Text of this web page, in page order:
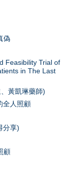
偽
Feasibility Trial of
in The Last
黃凱琳藥師)
全人照顧
分享)
顧